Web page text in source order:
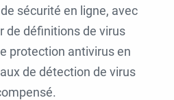
sécurité en ligne, avec
de définitions de virus
protection antivirus en
de détection de virus